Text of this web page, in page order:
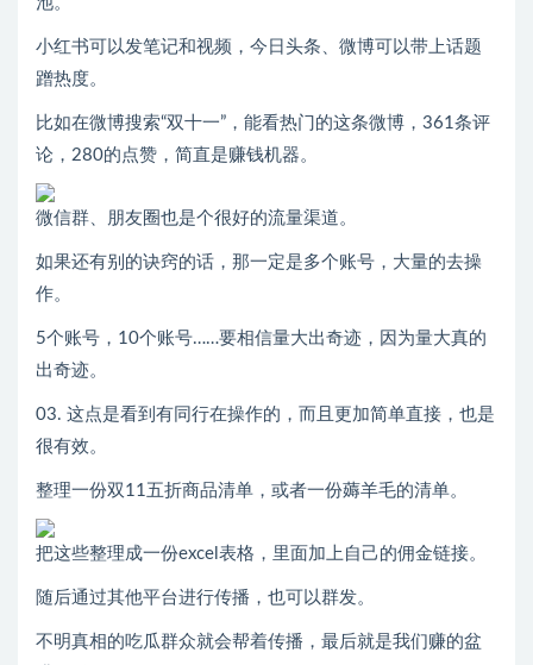
小红书可以发笔记和视频，今日头条、微博可以带上话题
蹭热度。
比如在微博搜索“双十一”，能看热门的这条微博，361条评
论，280的点赞，简直是赚钱机器。
微信群、朋友圈也是个很好的流量渠道。
如果还有别的诀窍的话，那一定是多个账号，大量的去操
作。
5个账号，10个账号……要相信量大出奇迹，因为量大真的
出奇迹。
03. 这点是看到有同行在操作的，而且更加简单直接，也是
很有效。
整理一份双11五折商品清单，或者一份薅羊毛的清单。
把这些整理成一份excel表格，里面加上自己的佣金链接。
随后通过其他平台进行传播，也可以群发。
不明真相的吃瓜群众就会帮着传播，最后就是我们赚的盆